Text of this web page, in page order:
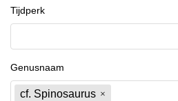
Tijdperk
Genusnaam
cf. Spinosaurus